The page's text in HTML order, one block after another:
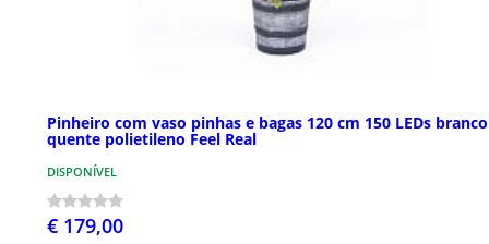
Pinheiro com vaso pinhas e bagas 120 cm 150 LEDs branco
quente polietileno Feel Real
DISPONÍVEL
€ 179,00